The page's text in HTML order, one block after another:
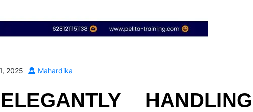
2025 Mahardika
ELEGANTLY HANDLING